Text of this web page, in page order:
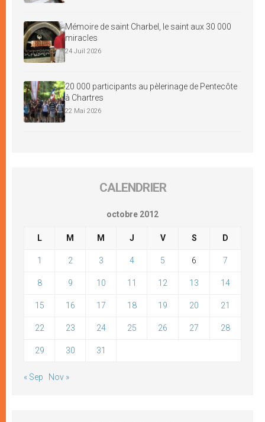
Mémoire de saint Charbel, le saint aux 30 000
miracles
24 Juil 2026
20 000 participants au pèlerinage de Pentecôte
à Chartres
22 Mai 2026
CALENDRIER
octobre 2012
L M M J V S D
1 2 3 4 5 6 7
8 9 10 11 12 13 14
15 16 17 18 19 20 21
22 23 24 25 26 27 28
29 30 31
« Sep Nov »